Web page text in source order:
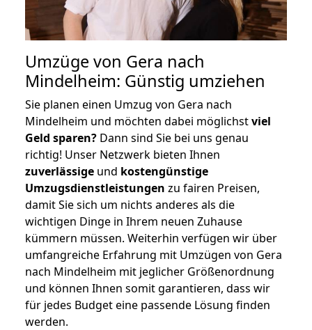
Umzüge von Gera nach
Mindelheim: Günstig umziehen
Sie planen einen Umzug von Gera nach
Mindelheim und möchten dabei möglichstviel
Geld sparen? Dann sind Sie bei uns genau
richtig! Unser Netzwerk bieten Ihnen
zuverlässige und kostengünstige
Umzugsdienstleistungen zu fairen Preisen,
damit Sie sich um nichts anderes als die
wichtigen Dinge in Ihrem neuen Zuhause
kümmern müssen. Weiterhin verfügen wir über
umfangreiche Erfahrung mit Umzügen von Gera
nach Mindelheim mit jeglicher Größenordnung
und können Ihnen somit garantieren, dass wir
für jedes Budget eine passende Lösung finden
werden.